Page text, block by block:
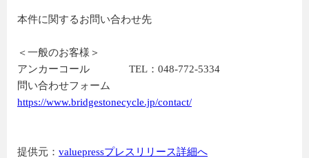
本件に関するお問い合わせ先
＜一般のお客様＞
アンカーコール TEL：048-772-5334
問い合わせフォーム
https://www.bridgestonecycle.jp/contact/
提供元： valuepressプレスリリース詳細へ